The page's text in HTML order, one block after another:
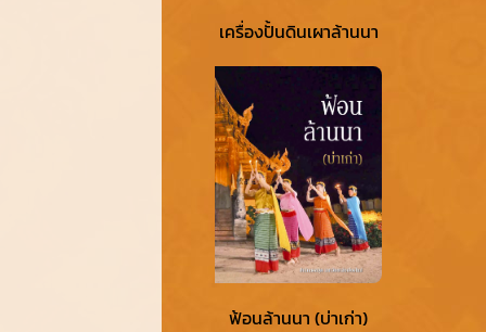
เครื่องปั้นดินเผาล้านนา
ฟ้อนล้านนา (บ่าเก่า)